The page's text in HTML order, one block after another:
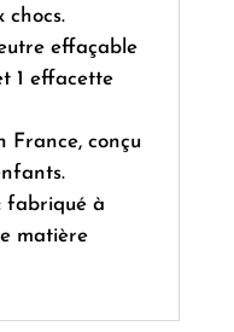
chocs.
effaçable
1 effacette
France, conçu
fabriqué à
matière